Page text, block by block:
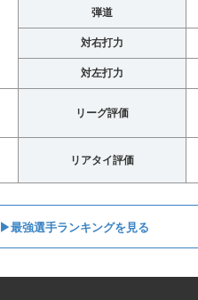
弾道
対右打力
対左打力
リーグ評価
リアタイ評価
▶︎最強選手ランキングを見る